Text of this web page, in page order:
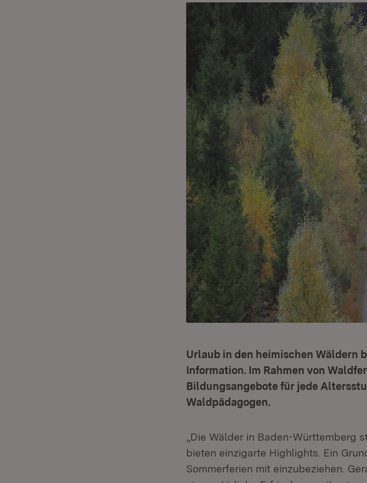
Urlaub in den heimischen Wäldern
Information. Im Rahmen von
Bildungsangebote für jede
Waldpädagogen.
„Die Wälder in Baden-Württemberg
bieten einzigarte Highlights. Ein
Sommerferien mit einzubeziehen.